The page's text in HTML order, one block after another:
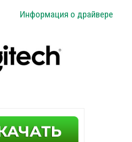
Информация о драйвере